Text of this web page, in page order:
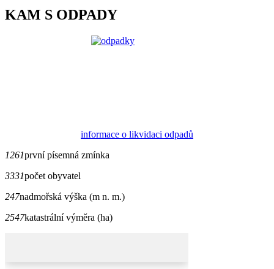
KAM S ODPADY
informace o likvidaci odpadů
1261první písemná zmínka
3331počet obyvatel
247nadmořská výška (m n. m.)
2547katastrální výměra (ha)